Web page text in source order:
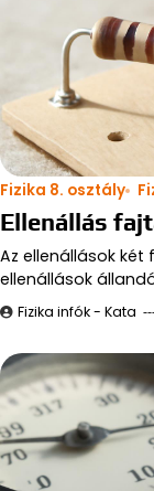
Fizika 8. osztály
Ellenállás
Az ellenállások
ellenállások
Fizika infók - Kata